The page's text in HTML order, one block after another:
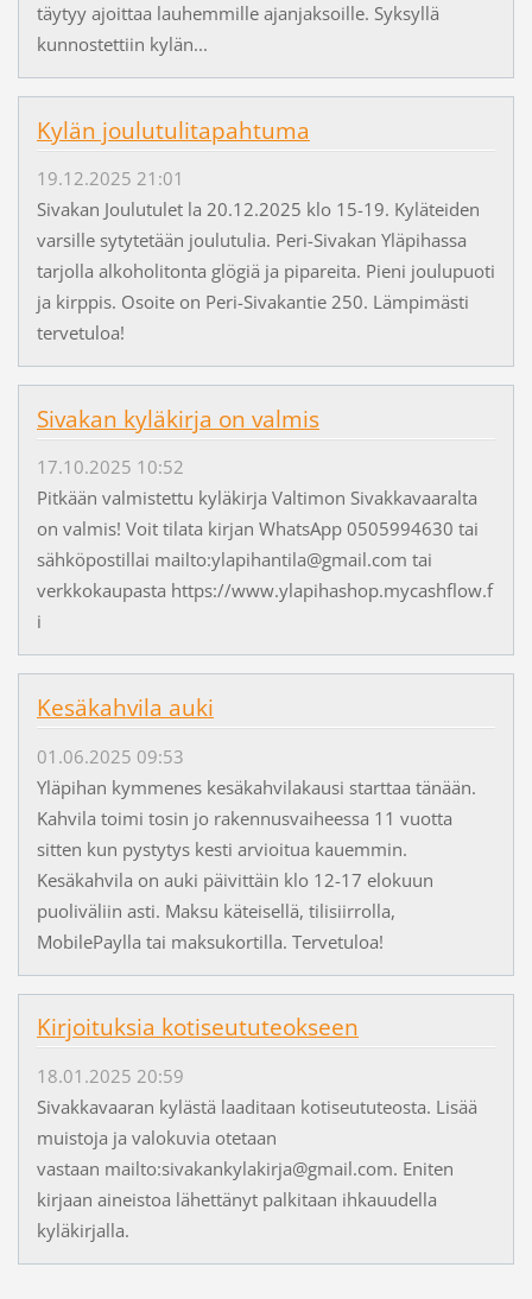
täytyy ajoittaa lauhemmille ajanjaksoille. Syksyllä
kunnostettiin kylän...
Kylän joulutulitapahtuma
19.12.2025 21:01
Sivakan Joulutulet la 20.12.2025 klo 15-19. Kyläteiden
varsille sytytetään joulutulia. Peri-Sivakan Yläpihassa
tarjolla alkoholitonta glögiä ja pipareita. Pieni joulupuoti
ja kirppis. Osoite on Peri-Sivakantie 250. Lämpimästi
tervetuloa!
Sivakan kyläkirja on valmis
17.10.2025 10:52
Pitkään valmistettu kyläkirja Valtimon Sivakkavaaralta
on valmis! Voit tilata kirjan WhatsApp 0505994630 tai
sähköpostillai mailto:ylapihantila@gmail.com tai
verkkokaupasta https://www.ylapihashop.mycashflow.f
i
Kesäkahvila auki
01.06.2025 09:53
Yläpihan kymmenes kesäkahvilakausi starttaa tänään.
Kahvila toimi tosin jo rakennusvaiheessa 11 vuotta
sitten kun pystytys kesti arvioitua kauemmin.
Kesäkahvila on auki päivittäin klo 12-17 elokuun
puoliväliin asti. Maksu käteisellä, tilisiirrolla,
MobilePaylla tai maksukortilla. Tervetuloa!
Kirjoituksia kotiseututeokseen
18.01.2025 20:59
Sivakkavaaran kylästä laaditaan kotiseututeosta. Lisää
muistoja ja valokuvia otetaan
vastaan mailto:sivakankylakirja@gmail.com. Eniten
kirjaan aineistoa lähettänyt palkitaan ihkauudella
kyläkirjalla.